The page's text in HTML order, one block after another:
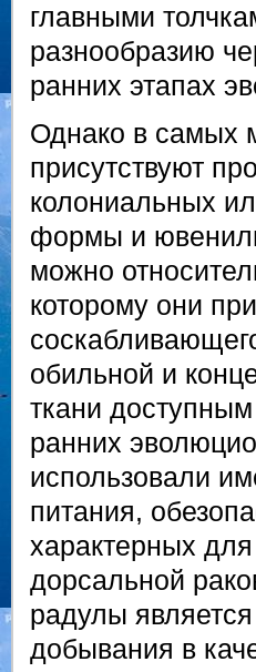
главными
разнообразию
ранних этапах
Однако в самых
присутствуют
колониальных
формы и
можно
которому они
обильной и
ткани
ранних
использовали
питания,
характерных
дорсальной
радулы
добывания в